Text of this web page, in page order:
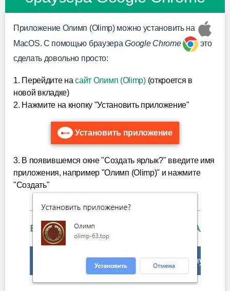
Приложение Олимп (Olimp) можно установить на
MacOS. С помощью браузераGoogle Chrome
это
сделать довольно просто:
1. Перейдите насайт Олимп (Olimp)(откроется в
новой вкладке)
2. Нажмите на кнопку "Установить приложение"
Установить приложение
3. В появившемся окне "Создать ярлык?" введите имя
приложения, например "Олимп (Olimp)" и нажмите
"Создать"